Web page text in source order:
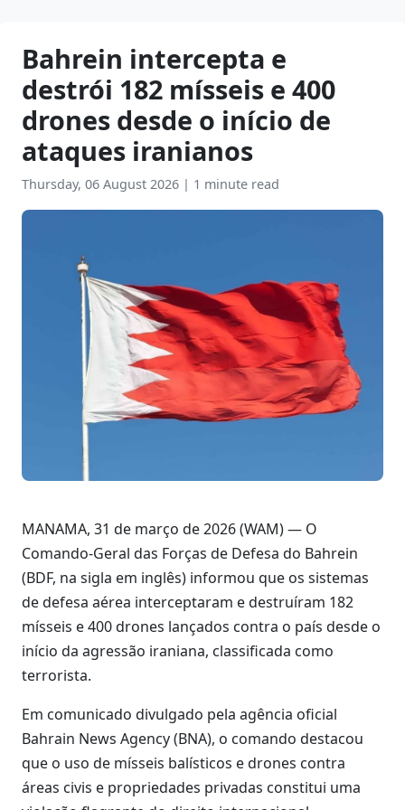
Bahrein intercepta e
destrói 182 mísseis e 400
drones desde o início de
ataques iranianos
Thursday, 06 August 2026 | 1 minute read
MANAMA, 31 de março de 2026 (WAM) — O
Comando-Geral das Forças de Defesa do Bahrein
(BDF, na sigla em inglês) informou que os sistemas
de defesa aérea interceptaram e destruíram 182
mísseis e 400 drones lançados contra o país desde o
início da agressão iraniana, classificada como
terrorista.
Em comunicado divulgado pela agência oficial
Bahrain News Agency (BNA), o comando destacou
que o uso de mísseis balísticos e drones contra
áreas civis e propriedades privadas constitui uma